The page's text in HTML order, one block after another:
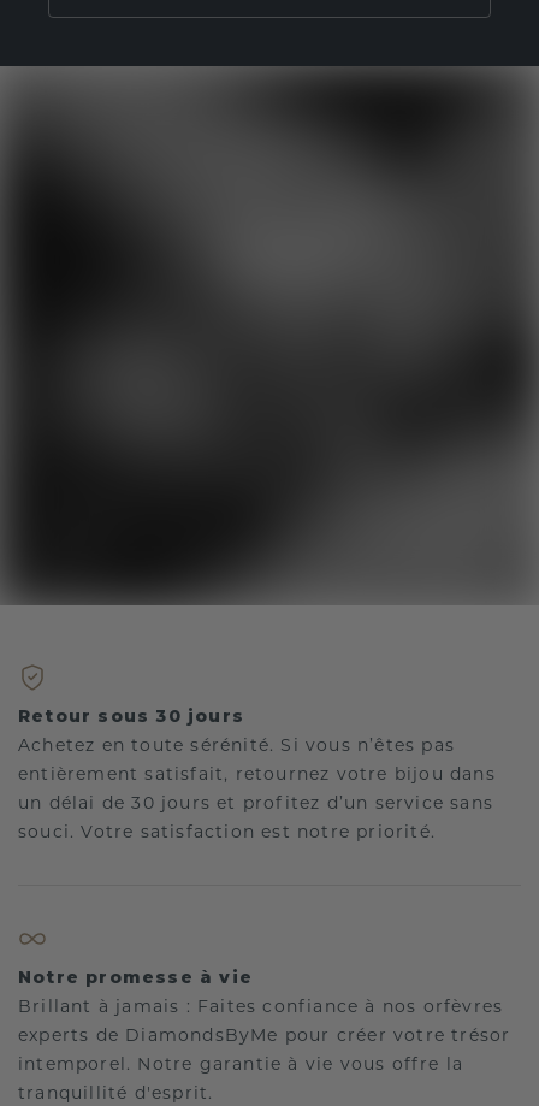
Retour sous 30 jours
Achetez en toute sérénité. Si vous n’êtes pas
entièrement satisfait, retournez votre bijou dans
un délai de 30 jours et profitez d’un service sans
souci. Votre satisfaction est notre priorité.
Notre promesse à vie
Brillant à jamais : Faites confiance à nos orfèvres
experts de DiamondsByMe pour créer votre trésor
intemporel. Notre garantie à vie vous offre la
tranquillité d'esprit.